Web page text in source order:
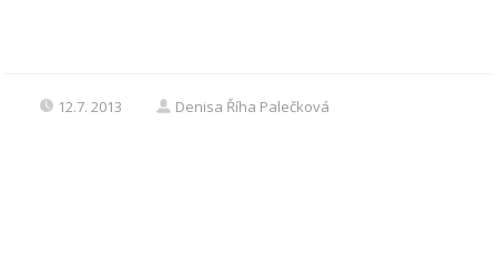
12.7. 2013 Denisa Říha Palečková